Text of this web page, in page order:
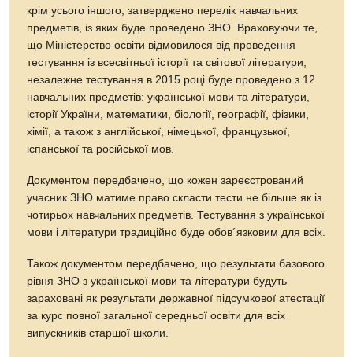
крім усього іншого, затверджено перелік навчальних
предметів, із яких буде проведено ЗНО. Враховуючи те,
що Міністерство освіти відмовилося від проведення
тестування із всесвітньої історії та світової літератури,
незалежне тестування в 2015 році буде проведено з 12
навчальних предметів: української мови та літератури,
історії України, математики, біології, географії, фізики,
хімії, а також з англійської, німецької, французької,
іспанської та російської мов.
Документом передбачено, що кожен зареєстрований
учасник ЗНО матиме право скласти тести не більше як із
чотирьох навчальних предметів. Тестування з української
мови і літератури традиційно буде обов´язковим для всіх.
Також документом передбачено, що результати базового
рівня ЗНО з української мови та літератури будуть
зараховані як результати державної підсумкової атестації
за курс повної загальної середньої освіти для всіх
випускників старшої школи.